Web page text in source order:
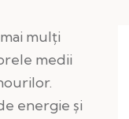
mulți
medii
energie și